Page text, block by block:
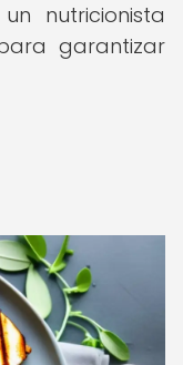
nutricionista
garantizar